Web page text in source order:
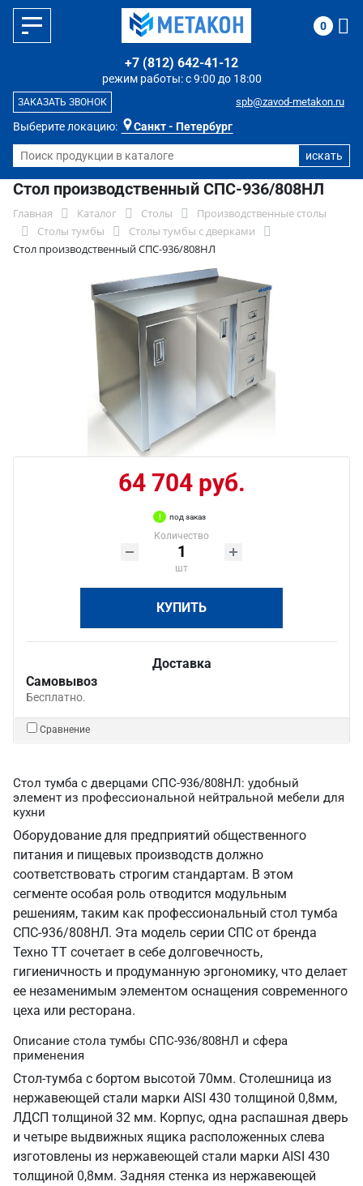
Выберите локацию: Санкт - Петербург
режим работы: с 9:00 до 18:00
+7 (812) 642-41-12
spb@zavod-metakon.ru
ЗАКАЗАТЬ ЗВОНОК
0
Стол производственный СПС-936/808НЛ
Главная Каталог Столы
Производственные столы
Столы тумбы
Столы тумбы с дверками
Стол производственный СПС-936/808НЛ
64 704 руб.
под заказ
Количество
шт
КУПИТЬ
Доставка
Самовывоз
Бесплатно.
Сравнение
Стол тумба с дверцами СПС-936/808НЛ: удобный
элемент из профессиональной нейтральной мебели для
кухни
Оборудование для предприятий общественного
питания и пищевых производств должно
соответствовать строгим стандартам. В этом
сегменте особая роль отводится модульным
решениям, таким как профессиональный стол тумба
СПС-936/808НЛ. Эта модель серии СПС от бренда
Техно ТТ сочетает в себе долговечность,
гигиеничность и продуманную эргономику, что делает
ее незаменимым элементом оснащения современного
цеха или ресторана.
Описание стола тумбы СПС-936/808НЛ и сфера
применения
Стол-тумба с бортом высотой 70мм. Столешница из
нержавеющей стали марки AISI 430 толщиной 0,8мм,
ЛДСП толщиной 32 мм. Корпус, одна распашная дверь
и четыре выдвижных ящика расположенных слева
изготовлены из нержавеющей стали марки AISI 430
толщиной 0,8мм. Задняя стенка из нержавеющей